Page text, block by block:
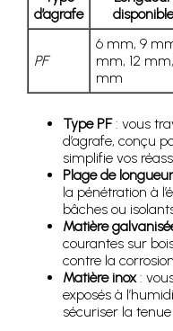
d’agrafe
PF
6 mm, 9
mm, 12
mm
Type PF: vous
d’agrafe, conçu
simplifie vos
Plage de
la pénétration à
bâches ou
Matière
courantes sur
contre la
Matière inox:
exposés à
sécuriser la